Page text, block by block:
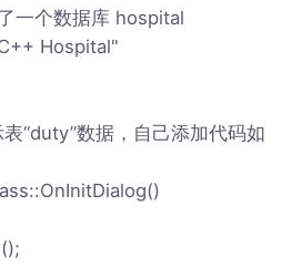
一个数据库 hospital
Hospital"
“duty”数据，自己添加代码如